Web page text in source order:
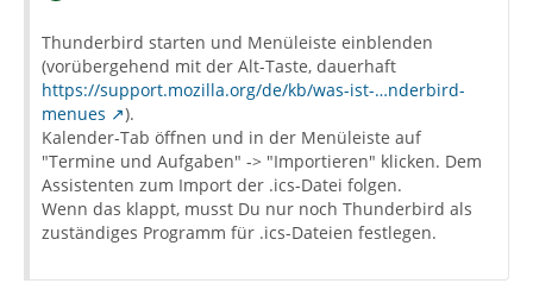
Thunderbird starten und Menüleiste einblenden
(vorübergehend mit der Alt-Taste, dauerhaft
https://support.mozilla.org/de/kb/was-ist-…nderbird-
menues
).
Kalender-Tab öffnen und in der Menüleiste auf
"Termine und Aufgaben" -> "Importieren" klicken. Dem
Assistenten zum Import der .ics-Datei folgen.
Wenn das klappt, musst Du nur noch Thunderbird als
zuständiges Programm für .ics-Dateien festlegen.